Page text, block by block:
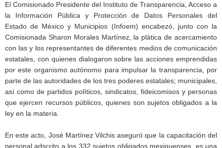
El Comisionado Presidente del Instituto de Transparencia, Acceso a
la Información Pública y Protección de Datos Personales del
Estado de México y Municipios (Infoem) encabezó, junto con la
Comisionada Sharon Morales Martínez, la plática de acercamiento
con las y los representantes de diferentes medios de comunicación
estatales, con quienes dialogaron sobre las acciones emprendidas
por este organismo autónomo para impulsar la transparencia, por
parte de las autoridades de los tres poderes estatales; municipales,
así como de partidos políticos, sindicatos, fideicomisos y personas
que ejercen recursos públicos, quienes son sujetos obligados a la
ley en la materia.
En este acto, José Martínez Vilchis aseguró que la capacitación del
personal adscrito a los 332 sujetos obligados mexiquenses, es una